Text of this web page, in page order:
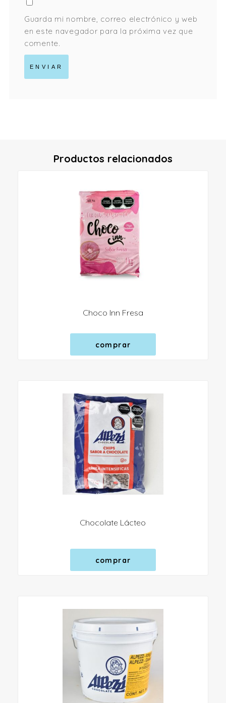
Guarda mi nombre, correo electrónico y web
en este navegador para la próxima vez que
comente.
Productos relacionados
Choco Inn Fresa
comprar
Chocolate Lácteo
comprar